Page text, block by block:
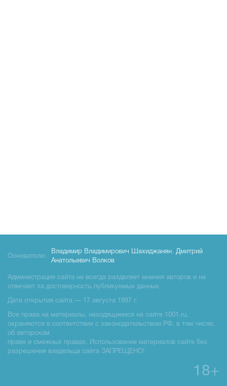
Основатели:
Владимир Владимирович Шахиджанян, Дмитрий
Анатольевич Волков
Администрация сайта не всегда разделяет мнения авторов и не
отвечает за достоверность публикуемых данных.
Дата открытия сайта — 17 августа 1997 г.
Все права на материалы, находящиемся на сайте 1001.ru,
охраняются в соответствии с законодательством РФ, в том числе,
об авторском
праве и смежных правах. Использование материалов сайте без
разрешения владельца сайта ЗАПРЕЩЕНО!
18+